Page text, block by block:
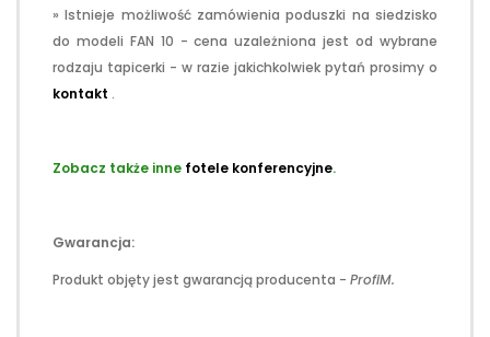
» Istnieje możliwość zamówienia poduszki na siedzisko
do modeli FAN 10 - cena uzależniona jest od wybrane
rodzaju tapicerki - w razie jakichkolwiek pytań prosimy o
kontakt .
Zobacz także inne fotele konferencyjne.
Gwarancja:
Produkt objęty jest gwarancją producenta - ProfiM.